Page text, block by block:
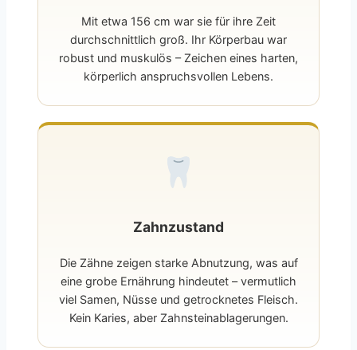
Mit etwa 156 cm war sie für ihre Zeit
durchschnittlich groß. Ihr Körperbau war
robust und muskulös – Zeichen eines harten,
körperlich anspruchsvollen Lebens.
Zahnzustand
Die Zähne zeigen starke Abnutzung, was auf
eine grobe Ernährung hindeutet – vermutlich
viel Samen, Nüsse und getrocknetes Fleisch.
Kein Karies, aber Zahnsteinablagerungen.